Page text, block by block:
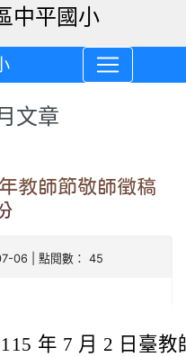
文章
教師節敬師徵稿
06 | 點閱數： 45
年 7 月 2 日臺